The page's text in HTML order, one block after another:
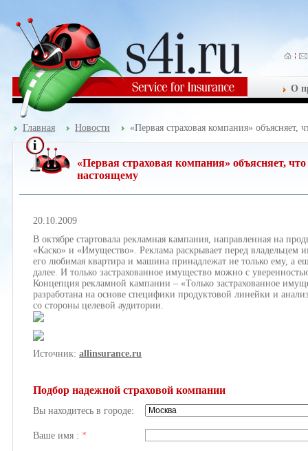
О
Главная Новости «Первая страховая компания»
«Первая страховая компания» объясняет,
настоящему
20.10.2009
В октябре стартовала рекламная кампания, направленная на
«Каско» и «Имущество». Реклама раскрывает перед владельцем
его любимая квартира и машина принадлежат не только ему, а
далее. И только застрахованное имущество можно с
Концепция рекламной кампании – «Только застрахованное
разработана на основе специфики продуктовой линейки и
со стороны целевой аудитории.
Источник: allinsurance.ru
Подбор надежной страховой компании
Вы находитесь в городе:
Ваше имя : *